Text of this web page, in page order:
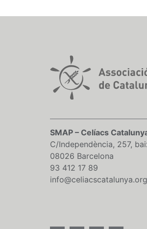
SMAP – Celíacs
C/Independència, 257,
08026 Barcelona
93 412 17 89
info@celiacscatalunya.org